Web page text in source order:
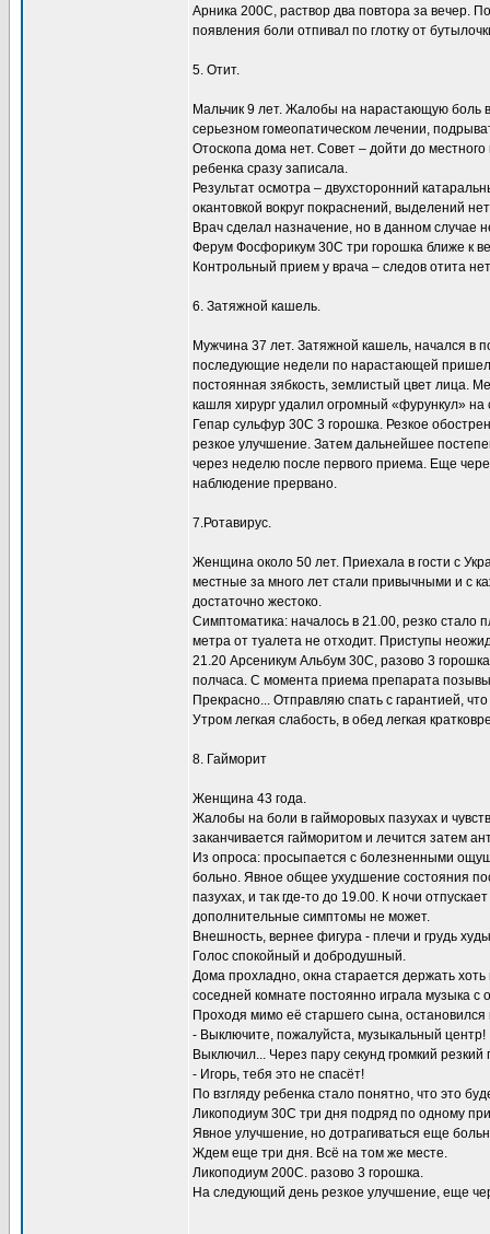
Арника 200С, раствор два повтора за вечер.
появления боли отпивал по глотку от
5. Отит.
Мальчик 9 лет. Жалобы на нарастающую боль
серьезном гомеопатическом лечении,
Отоскопа дома нет. Совет – дойти до
ребенка сразу записала.
Результат осмотра – двухсторонний
окантовкой вокруг покраснений, выделений
Врач сделал назначение, но в данном случае
Ферум Фосфорикум 30С три горошка ближе к
Контрольный прием у врача – следов отита
6. Затяжной кашель.
Мужчина 37 лет. Затяжной кашель, начался в
последующие недели по нарастающей пришел
постоянная зябкость, землистый цвет лица.
кашля хирург удалил огромный «фурункул»
Гепар сульфур 30С 3 горошка. Резкое
резкое улучшение. Затем дальнейшее
через неделю после первого приема. Еще
наблюдение прервано.
7.Ротавирус.
Женщина около 50 лет. Приехала в гости с
местные за много лет стали привычными и с
достаточно жестоко.
Симптоматика: началось в 21.00, резко стало
метра от туалета не отходит. Приступы
21.20 Арсеникум Альбум 30С, разово 3
полчаса. С момента приема препарата позывы
Прекрасно... Отправляю спать с гарантией,
Утром легкая слабость, в обед легкая
8. Гайморит
Женщина 43 года.
Жалобы на боли в гайморовых пазухах и
заканчивается гайморитом и лечится затем
Из опроса: просыпается с болезненными
больно. Явное общее ухудшение состояния
пазухах, и так где-то до 19.00. К ночи
дополнительные симптомы не может.
Внешность, вернее фигура - плечи и грудь
Голос спокойный и добродушный.
Дома прохладно, окна старается держать
соседней комнате постоянно играла музыка
Проходя мимо её старшего сына, остановился
- Выключите, пожалуйста, музыкальный центр!
Выключил... Через пару секунд громкий резкий
- Игорь, тебя это не спасёт!
По взгляду ребенка стало понятно, что это
Ликоподиум 30С три дня подряд по одному
Явное улучшение, но дотрагиваться еще
Ждем еще три дня. Всё на том же месте.
Ликоподиум 200С. разово 3 горошка.
На следующий день резкое улучшение, еще